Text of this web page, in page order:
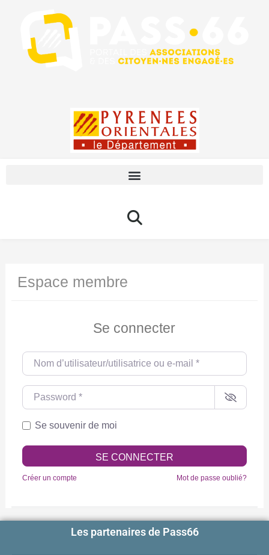
Espace membre
Se connecter
Nom d’utilisateur/utilisatrice ou e-mail
Password
Se souvenir de moi
SE CONNECTER
Créer un compte Mot de passe oublié?
Les partenaires de Pass66